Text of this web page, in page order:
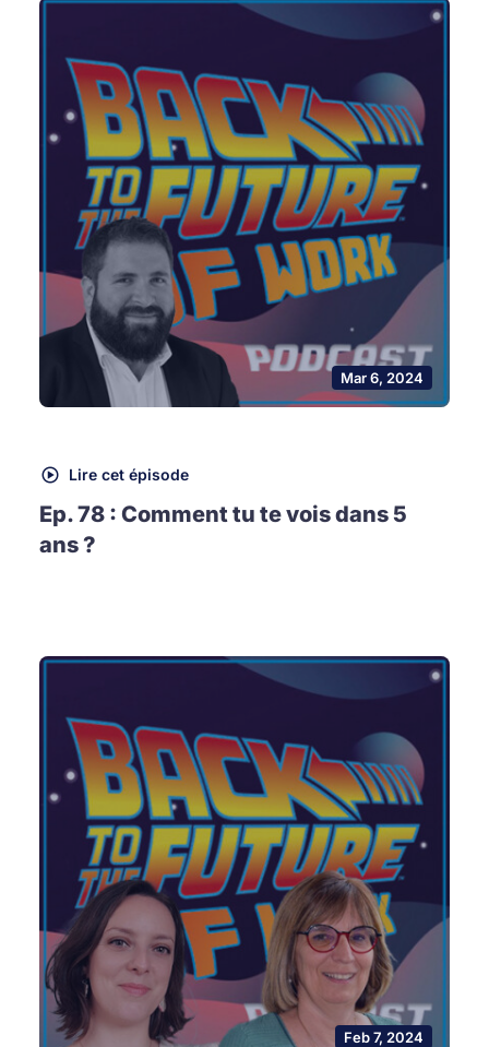
Mar 6, 2024
Lire cet épisode
Ep. 78 : Comment tu te vois dans 5
ans ?
Feb 7, 2024